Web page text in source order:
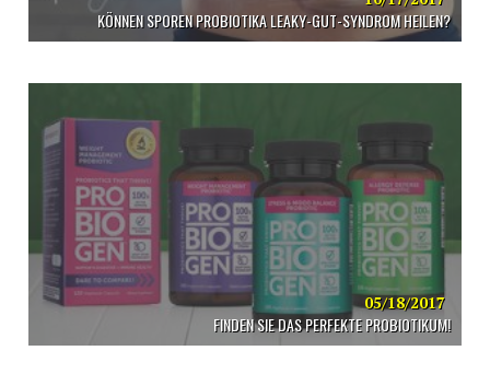
KÖNNEN SPOREN PROBIOTIKA LEAKY-GUT-SYNDROM HEILEN?
05/18/2017
FINDEN SIE DAS PERFEKTE PROBIOTIKUM!